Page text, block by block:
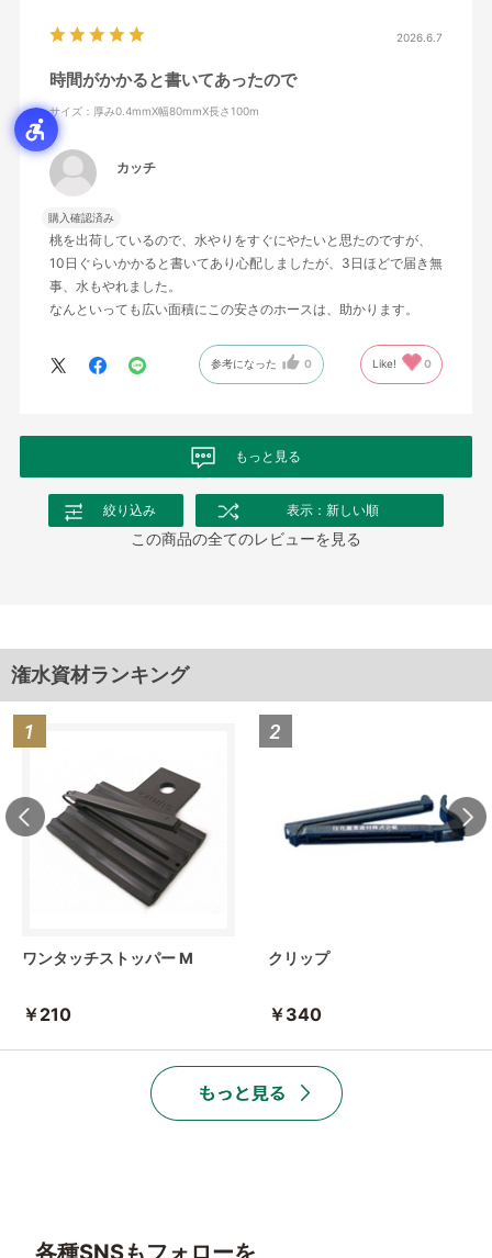
2026.6.7
時間がかかると書いてあったので
サイズ：厚み0.4mmX幅80mmX長さ100m
カッチ
購入確認済み
桃を出荷しているので、水やりをすぐにやたいと思たのですが、
10日ぐらいかかると書いてあり心配しましたが、3日ほどで届き無
事、水もやれました。
なんといっても広い面積にこの安さのホースは、助かります。
参考になった 0 Like! 0
もっと見る
絞り込み 表示：新しい順
この商品の全てのレビューを見る
潅水資材ランキング
ワンタッチストッパー M
￥210
クリップ
￥340
各種SNSもフォローを